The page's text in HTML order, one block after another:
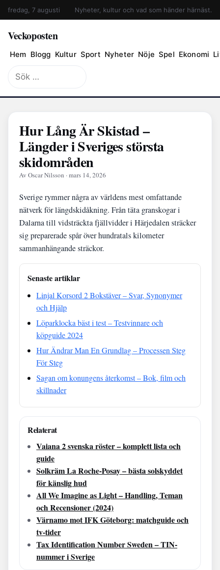
fredag, 7 augusti Nyheter, kultur och vad som händer härnäst.
Veckoposten
Hem Blogg Kultur Sport Nyheter Nöje Spel Ekonomi
Sök
efter:
Hur Lång Är Skistad –
Längder i Sveriges största
skidområden
Av Oscar Nilsson · mars 14, 2026
Sverige rymmer några av världens mest omfattande
nätverk för längdskidåkning. Från täta granskogar i
Dalarna till vidsträckta fjällvidder i Härjedalen sträcker
sig preparerade spår över hundratals kilometer
sammanhängande sträckor.
Senaste artiklar
Linjal Korsord 2 Bokstäver – Svar, Synonymer
och Hjälp
Löparklocka bäst i test – Testvinnare och
köpguide 2024
Hur Ändrar Man En Grundlag – Processen Steg
För Steg
Sagan om konungens återkomst – Bok, film och
skillnader
Relaterat
Vaiana 2 svenska röster – komplett lista och
guide
Solkräm La Roche-Posay – bästa solskyddet
för känslig hud
All We Imagine as Light – Handling, Teman
och Recensioner (2024)
Värnamo mot IFK Göteborg: matchguide och
tv-tider
Tax Identification Number Sweden – TIN-
nummer i Sverige